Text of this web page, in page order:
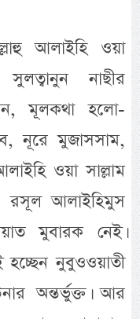
আলাইহি ওয়া
নাছীর
মূলকথা হলো-
নূরে মুজাসসাম,
ওয়া সাল্লাম
রসূল আলাইহিমুস
মুবারক নেই।
হচ্ছেন নুবুওওয়াতী
অন্তর্ভুক্ত। আর